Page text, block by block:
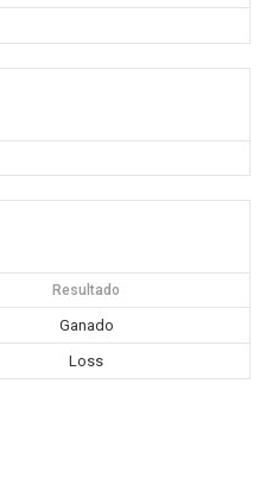
Resultado
Ganado
Loss